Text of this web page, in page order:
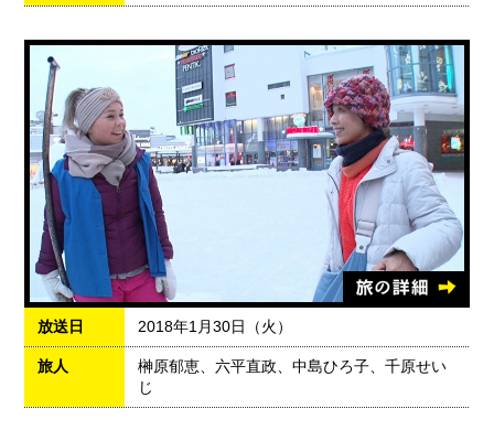
放送日 2018年1月30日（火）
旅人
榊原郁恵、六平直政、中島ひろ子、千原せい
じ